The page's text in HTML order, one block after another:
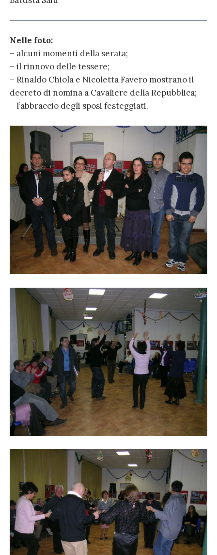
Nelle foto:
– alcuni momenti della serata;
– il rinnovo delle tessere;
– Rinaldo Chiola e Nicoletta Favero mostrano il
decreto di nomina a Cavaliere della Repubblica;
– l’abbraccio degli sposi festeggiati.